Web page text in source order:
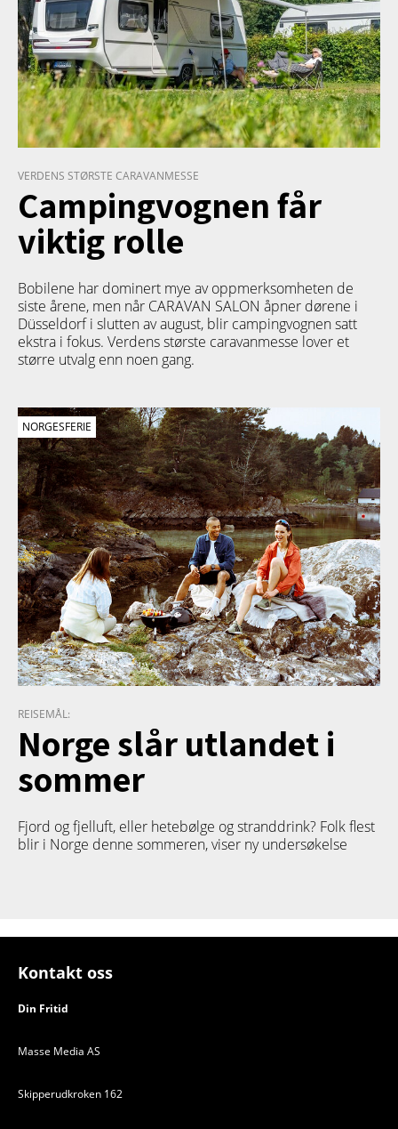
VERDENS STØRSTE CARAVANMESSE
Campingvognen får
viktig rolle
Bobilene har dominert mye av oppmerksomheten de
siste årene, men når CARAVAN SALON åpner dørene i
Düsseldorf i slutten av august, blir campingvognen satt
ekstra i fokus. Verdens største caravanmesse lover et
større utvalg enn noen gang.
NORGESFERIE
REISEMÅL:
Norge slår utlandet i
sommer
Fjord og fjelluft, eller hetebølge og stranddrink? Folk flest
blir i Norge denne sommeren, viser ny undersøkelse
Kontakt oss
Din Fritid
Masse Media AS
Skipperudkroken 162